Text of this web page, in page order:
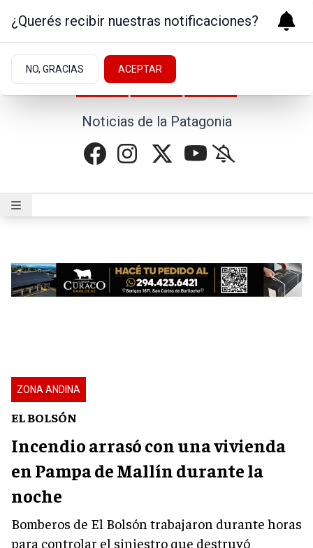
Noticias de la Patagonia
ZONA ANDINA
EL BOLSÓN
Incendio arrasó con una vivienda
en Pampa de Mallín durante la
noche
Bomberos de El Bolsón trabajaron durante horas
para controlar el siniestro que destruyó
¿Querés recibir nuestras notificaciones?
NO, GRACIAS ACEPTAR